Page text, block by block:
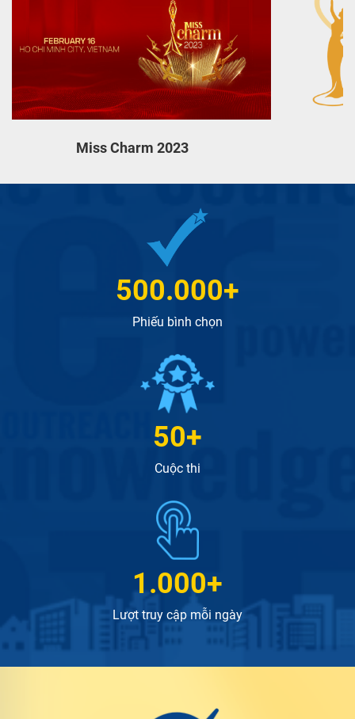
Miss Charm 2023
500.000
Phiếu bình chọn
50
Cuộc thi
1.000
Lượt truy cập mỗi ngày